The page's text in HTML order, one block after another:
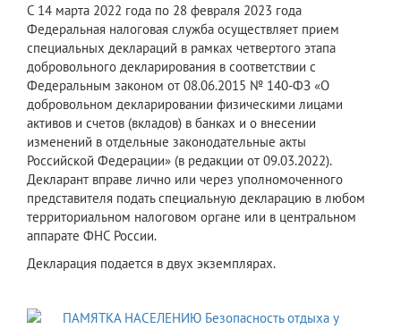
С 14 марта 2022 года по 28 февраля 2023 года
Федеральная налоговая служба осуществляет прием
специальных деклараций в рамках четвертого этапа
добровольного декларирования в соответствии с
Федеральным законом от 08.06.2015 № 140-ФЗ «О
добровольном декларировании физическими лицами
активов и счетов (вкладов) в банках и о внесении
изменений в отдельные законодательные акты
Российской Федерации» (в редакции от 09.03.2022).
Декларант вправе лично или через уполномоченного
представителя подать специальную декларацию в любом
территориальном налоговом органе или в центральном
аппарате ФНС России.
Декларация подается в двух экземплярах.